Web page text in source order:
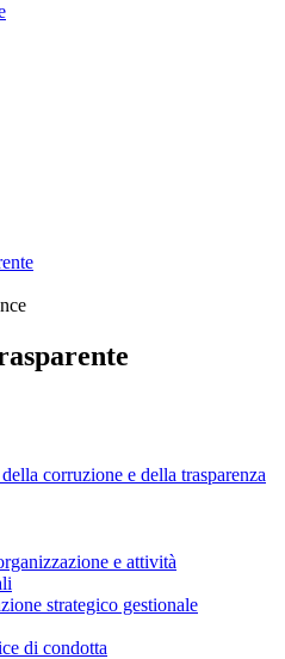
corruzione e della trasparenza
e attività
strategico gestionale
di condotta